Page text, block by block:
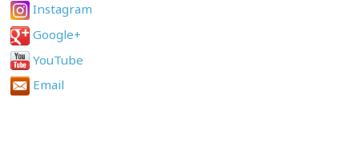
Instagram
Google+
YouTube
Email